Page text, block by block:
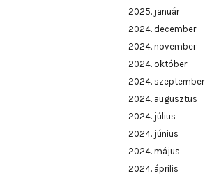
2025. január
2024. december
2024. november
2024. október
2024. szeptember
2024. augusztus
2024. július
2024. június
2024. május
2024. április